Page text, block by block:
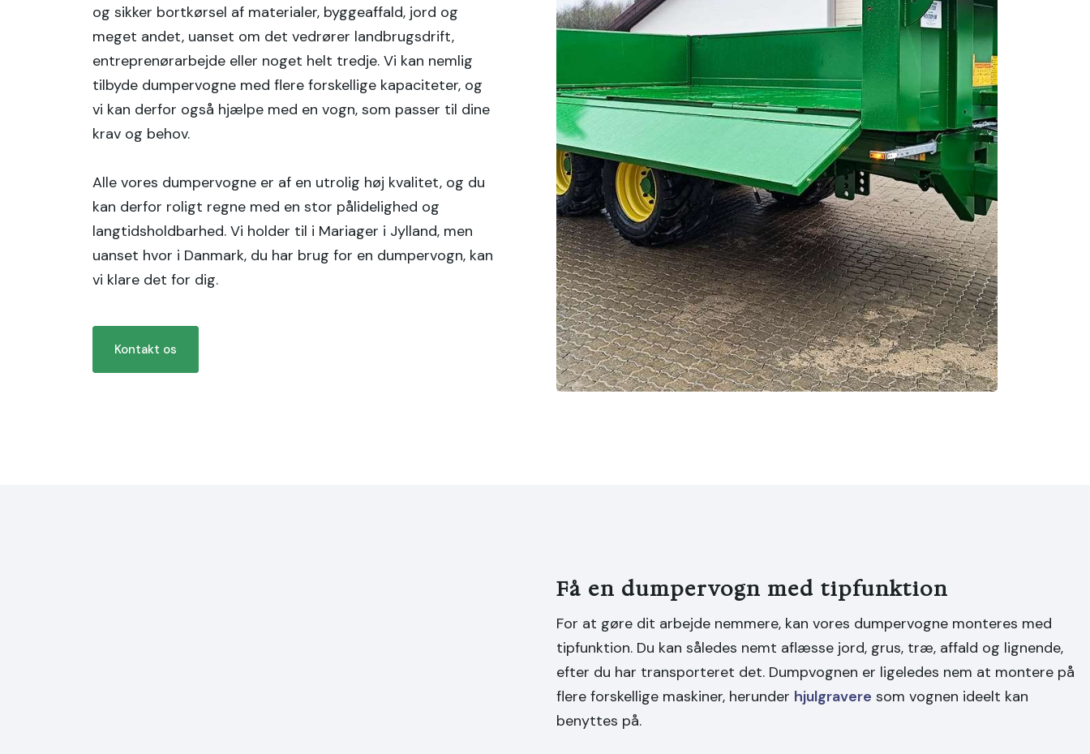
og sikker bortkørsel af materialer, byggeaffald, jord og
meget andet, uanset om det vedrører landbrugsdrift,
entreprenørarbejde eller noget helt tredje. Vi kan nemlig
tilbyde dumpervogne med flere forskellige kapaciteter, og
vi kan derfor også hjælpe med en vogn, som passer til dine
krav og behov.
Alle vores dumpervogne er af en utrolig høj kvalitet, og du
kan derfor roligt regne med en stor pålidelighed og
langtidsholdbarhed. Vi holder til i Mariager i Jylland, men
uanset hvor i Danmark, du har brug for en dumpervogn, kan
vi klare det for dig.
Kontakt os
Få en dumpervogn med tipfunktion
For at gøre dit arbejde nemmere, kan vores dumpervogne monteres med
tipfunktion. Du kan således nemt aflæsse jord, grus, træ, affald og lignende,
efter du har transporteret det. Dumpvognen er ligeledes nem at montere på
flere forskellige maskiner, herunder hjulgravere som vognen ideelt kan
benyttes på.